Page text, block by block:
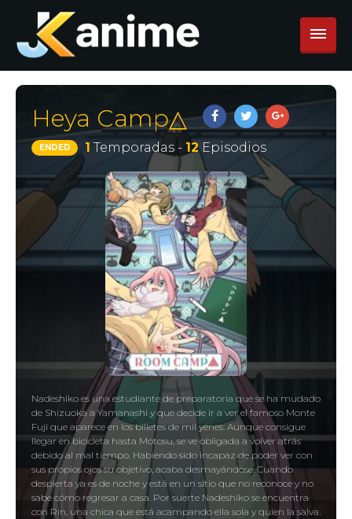
Heya Camp△
ENDED 1 Temporadas - 12Episodios
Nadeshiko es una estudiante de preparatoria que se ha mudado
de Shizuoka a Yamanashi y que decide ir a ver el famoso Monte
Fuji que aparece en los billetes de mil yenes. Aunque consigue
llegar en bicicleta hasta Motosu, se ve obligada a volver atrás
debido al mal tiempo. Habiendo sido incapaz de poder ver con
sus propios ojos su objetivo, acaba desmayándose. Cuando
despierta ya es de noche y está en un sitio que no reconoce y no
sabe cómo regresar a casa. Por suerte Nadeshiko se encuentra
con Rin, una chica que está acampando ella sola y quien la salva.